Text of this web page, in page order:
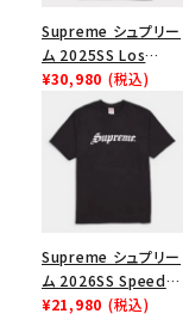
Supreme シュプリー
ム 2025SS Los
Angeles Fire Relief
Box Logo Tee ファ
イヤーリリーフボック
スロゴTシャツ ホワ
¥30,980 (税込)
Supreme シュプリー
ム 2026SS Speed
Tee スピードTシャツ
¥21,980 (税込)